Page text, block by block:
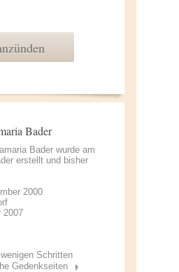
Bader
Bader wurde am
erstellt und bisher
2000
2007
Schritten
Gedenkseiten